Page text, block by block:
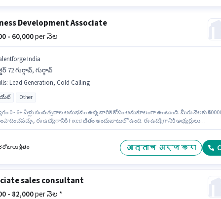
Development Associate
- 60,000per నెల
India
72 గుర్గావ్, గుర్గావ్
: Lead Generation, Cold Calling
Other
0 - 6+ ఏళ్లు సంవత్సరాల అనుభవం ఉన్న వారికి కోసం అనుకూలంగా ఉంటుంది. మీరు నెలకు
ఈ ఉద్యోగానికి Fixed జీతం అందుబాటులో ఉంది. ఈ ఉద్యోగానికి అభ్యర్థులు
India లో అమ్మకాలు / వ్యాపార అభివృద్ధి విభాగంలో Business Development Associate గా
రోజులు క్రితం आत्ताच अर्ज करा
sales consultant
- 82,000per నెల *